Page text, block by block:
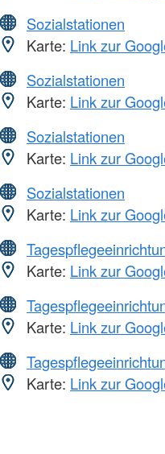
Sozialstationen
Karte: Link zur
Sozialstationen
Karte: Link zur
Sozialstationen
Karte: Link zur
Sozialstationen
Karte: Link zur
Karte: Link zur
Karte: Link zur
Karte: Link zur